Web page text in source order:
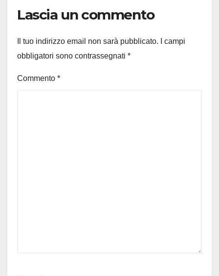
Lascia un commento
Il tuo indirizzo email non sarà pubblicato.
I campi
obbligatori sono contrassegnati *
Commento *